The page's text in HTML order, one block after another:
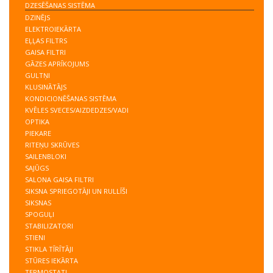
VERNET
VOLVO
VW
WAHLER
DZESĒŠANAS SISTĒMA
DZINĒJS
ELEKTROIEKĀRTA
EĻĻAS FILTRS
GAISA FILTRI
GĀZES APRĪKOJUMS
GULTŅI
KLUSINĀTĀJS
KONDICIONĒŠANAS SISTĒMA
KVĒLES SVECES/AIZDEDZES/VADI
OPTIKA
PIEKARE
RITEŅU SKRŪVES
SAILENBLOKI
SAJŪGS
SALONA GAISA FILTRI
SIKSNA SPRIEGOTĀJI UN RULLĪŠI
SIKSNAS
SPOGUĻI
STABILIZATORI
STIENI
STIKLA TĪRĪTĀJI
STŪRES IEKĀRTA